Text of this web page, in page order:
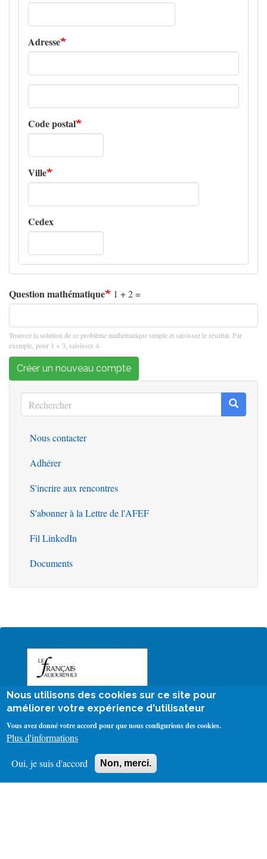
Adresse
Adresse
Code postal
Ville
Cedex
Question mathématique 1 + 2 =
Trouvez la solution de ce problème mathématique simple et saisissez le résultat. Par
exemple, pour 1 + 3, saisissez 4.
Créer un nouveau compte
Rechercher
Rechercher
Outils
Nous contacter
Adhérer
S'incrire aux rencontres
S'abonner à la Lettre de l'AFEF
Fil LinkedIn
Documents
Nous utilisons des cookies sur ce site pour
améliorer votre expérience d'utilisateur
Vous avez donné votre accord pour que nous configurions des cookies.
Plus d'informations
Oui, je suis d'accord Non, merci.